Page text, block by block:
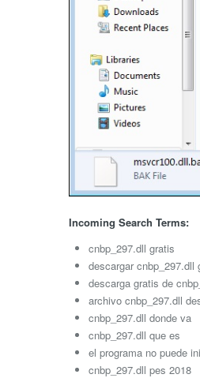
Incoming Search Terms:
cnbp_297.dll gratis
descargar cnbp_297.dll
descarga gratis de
archivo cnbp_297.dll
cnbp_297.dll donde va
cnbp_297.dll que es
el programa no puede
cnbp_297.dll pes 2018